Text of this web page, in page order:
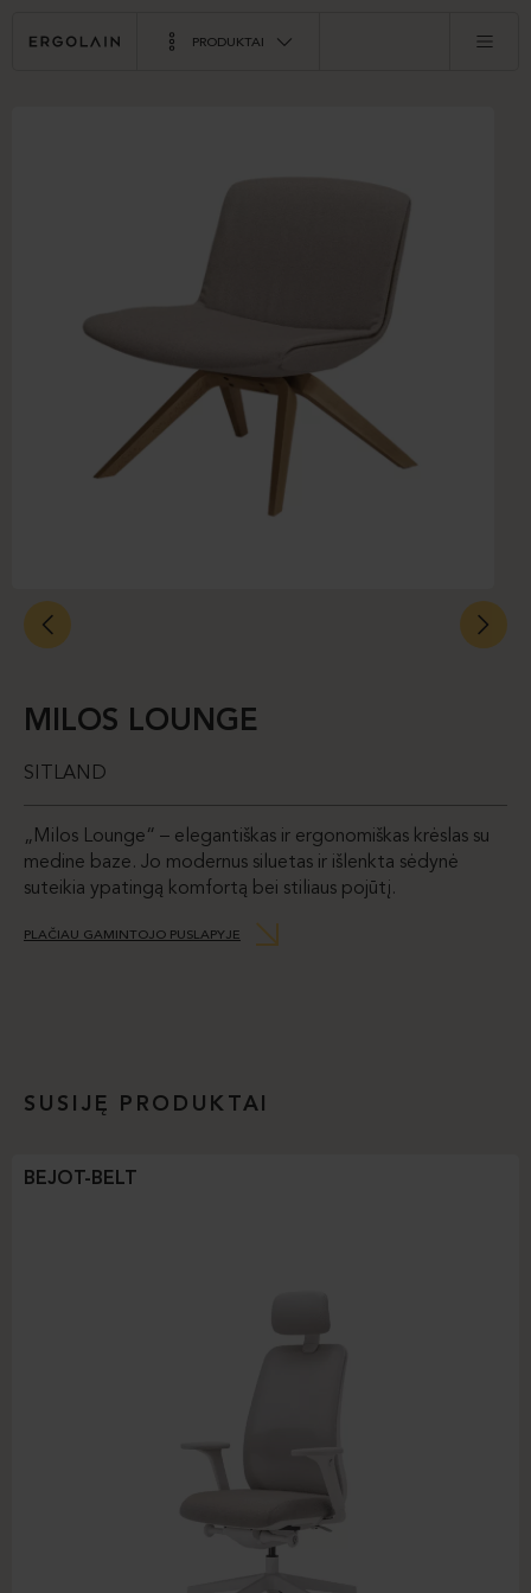
PRODUKTAI
MILOS LOUNGE
SITLAND
„Milos Lounge“ – elegantiškas ir ergonomiškas krėslas su
medine baze. Jo modernus siluetas ir išlenkta sėdynė
suteikia ypatingą komfortą bei stiliaus pojūtį.
PLAČIAU GAMINTOJO PUSLAPYJE
SUSIJĘ PRODUKTAI
BEJOT-BELT